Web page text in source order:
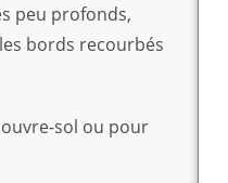
peu profonds,
bords recourbés
sol ou pour